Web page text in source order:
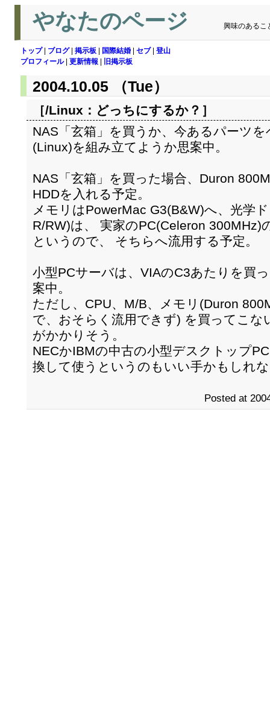
やなたのページ 興味のあるこ
トップ| ブログ| 掲示板 国際結婚 セブ| 登山
プロフィール| 更新情報 旧掲示板
2004.10.05 （Tue）
［/Linux： どっちにするか？ ］
NAS「玄箱」を買うか、今あるパーツ
(Linux)を組み立てようか思案中。
NAS「玄箱」を買った場合、Duron
HDDを入れる予定。
メモリはPowerMac G3(B&W)へ、光学
R/RW)は、 実家のPC(Celeron 300MHz)
というので、 そちらへ流用する予定。
小型PCサーバは、VIAのC3あたりを買
案中。
ただし、CPU、M/B、メモリ(Duron
で、おそらく流用できず) を買ってこ
がかかりそう。
NECかIBMの中古の小型デスクトップ
換して使うというのもいい手かもしれ
Posted at